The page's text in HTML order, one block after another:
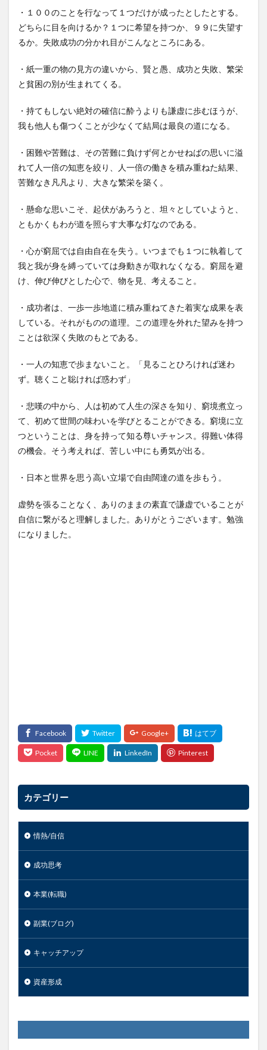
・１００のことを行なって１つだけが成ったとしたとする。
どちらに目を向けるか？１つに希望を持つか、９９に失望す
るか。失敗成功の分かれ目がこんなところにある。
・紙一重の物の見方の違いから、賢と愚、成功と失敗、繁栄
と貧困の別が生まれてくる。
・持てもしない絶対の確信に酔うよりも謙虚に歩むほうが、
我も他人も傷つくことが少なくて結局は最良の道になる。
・困難や苦難は、その苦難に負けず何とかせねばの思いに溢
れて人一倍の知恵を絞り、人一倍の働きを積み重ねた結果、
苦難なき凡凡より、大きな繁栄を築く。
・懸命な思いこそ、起伏があろうと、坦々としていようと、
ともかくもわが道を照らす大事な灯なのである。
・心が窮屈では自由自在を失う。いつまでも１つに執着して
我と我が身を縛っていては身動きが取れなくなる。窮屈を避
け、伸び伸びとした心で、物を見、考えること。
・成功者は、一歩一歩地道に積み重ねてきた着実な成果を表
している。それがものの道理。この道理を外れた望みを持つ
ことは欲深く失敗のもとである。
・一人の知恵で歩まないこと。「見ることひろければ迷わ
ず。聴くこと聡ければ惑わず」
・悲嘆の中から、人は初めて人生の深さを知り、窮境煮立っ
て、初めて世間の味わいを学びとることができる。窮境に立
つということは、身を持って知る尊いチャンス。得難い体得
の機会。そう考えれば、苦しい中にも勇気が出る。
・日本と世界を思う高い立場で自由闊達の道を歩もう。
虚勢を張ることなく、ありのままの素直で謙虚でいることが
自信に繋がると理解しました。ありがとうございます。勉強
になりました。
カテゴリー
情熱/自信
成功思考
本業(転職)
副業(ブログ)
キャッチアップ
資産形成